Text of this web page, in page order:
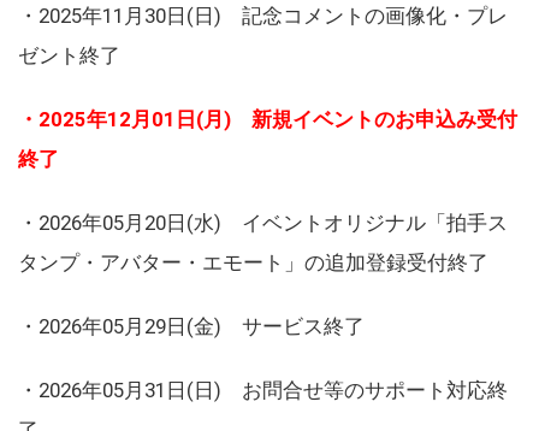
・2025年11月30日(日) 記念コメントの画像化・プレ
ゼント終了
・2025年12月01日(月) 新規イベントのお申込み受付
終了
・2026年05月20日(水) イベントオリジナル「拍手ス
タンプ・アバター・エモート」の追加登録受付終了
・2026年05月29日(金) サービス終了
・2026年05月31日(日) お問合せ等のサポート対応終